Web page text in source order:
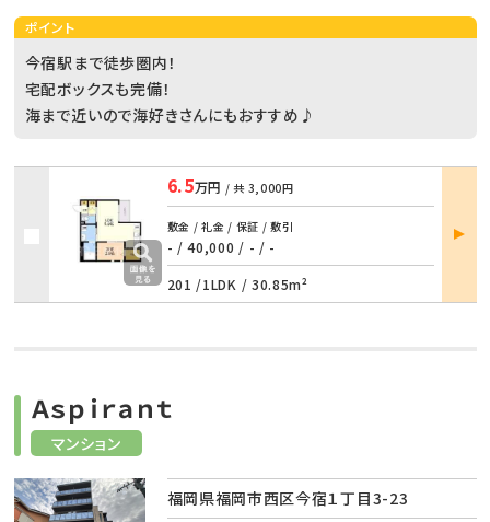
ポイント
今宿駅まで徒歩圏内！
宅配ボックスも完備！
海まで近いので海好きさんにもおすすめ♪
6.5万円 / 共 3,000円
敷金 / 礼金 / 保証 / 敷引
- / 40,000 / - / -
201 /1LDK / 30.85m²
部屋
詳細
マンション
Ａｓｐｉｒａｎｔ
福岡県福岡市西区今宿１丁目3-23